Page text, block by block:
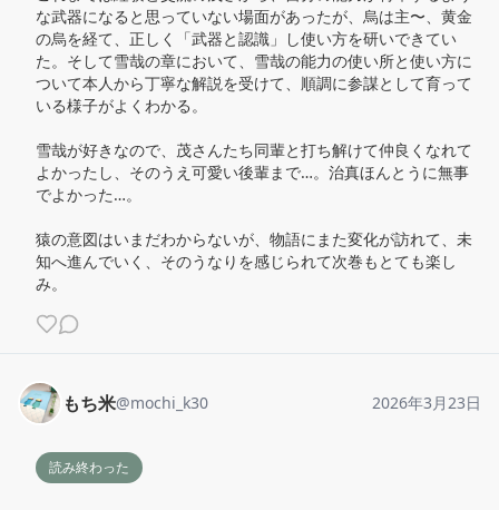
な武器になると思っていない場面があったが、烏は主〜、黄金
の烏を経て、正しく「武器と認識」し使い方を研いできてい
た。そして雪哉の章において、雪哉の能力の使い所と使い方に
ついて本人から丁寧な解説を受けて、順調に参謀として育って
いる様子がよくわかる。
雪哉が好きなので、茂さんたち同輩と打ち解けて仲良くなれて
よかったし、そのうえ可愛い後輩まで…。治真ほんとうに無事
でよかった…。
猿の意図はいまだわからないが、物語にまた変化が訪れて、未
知へ進んでいく、そのうなりを感じられて次巻もとても楽し
み。
もち米@mochi_k30 2026年3月23日
読み終わった